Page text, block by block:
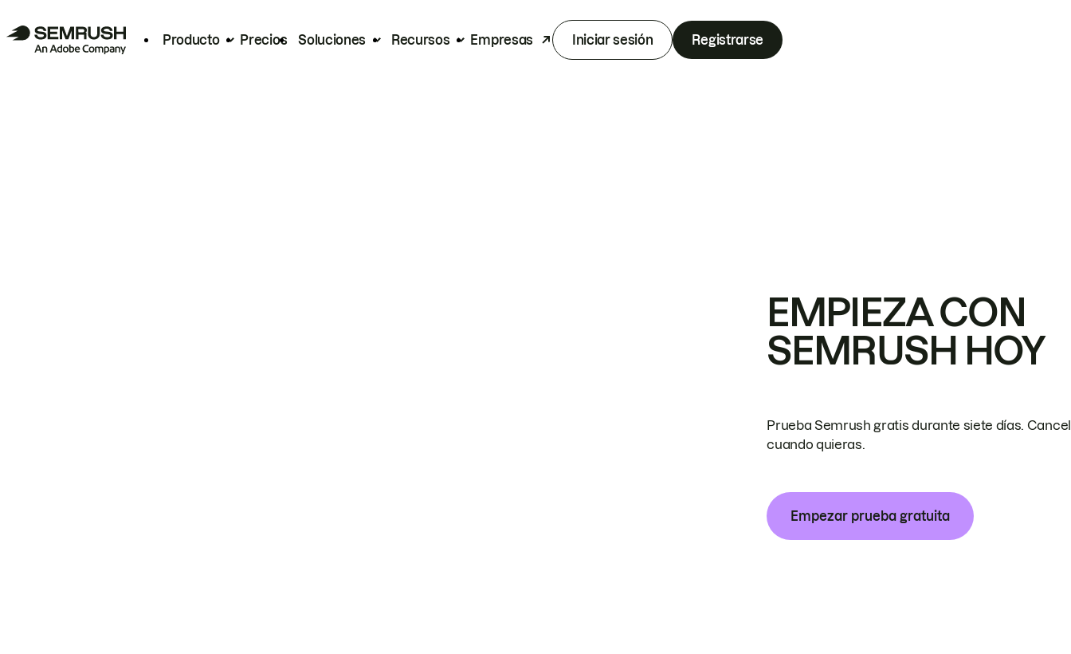
Producto Precios Soluciones Recursos Empresas Iniciar sesión Registrarse
EMPIEZA CON
SEMRUSH HOY
Prueba Semrush gratis durante siete días.
cuando quieras.
Empezar prueba gratuita